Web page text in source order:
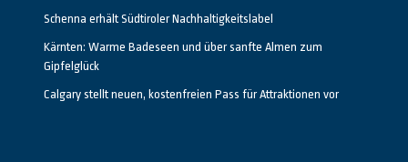
Schenna erhält Südtiroler Nachhaltigkeitslabel
Kärnten: Warme Badeseen und über sanfte Almen zum
Gipfelglück
Calgary stellt neuen, kostenfreien Pass für Attraktionen vor